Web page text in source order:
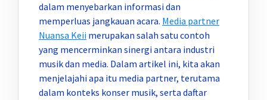
dalam menyebarkan informasi dan
memperluas jangkauan acara. Media partner
Nuansa Keii merupakan salah satu contoh
yang mencerminkan sinergi antara industri
musik dan media. Dalam artikel ini, kita akan
menjelajahi apa itu media partner, terutama
dalam konteks konser musik, serta daftar